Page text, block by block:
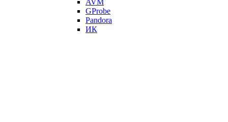
AVM
GProbe
Pandora
ИК